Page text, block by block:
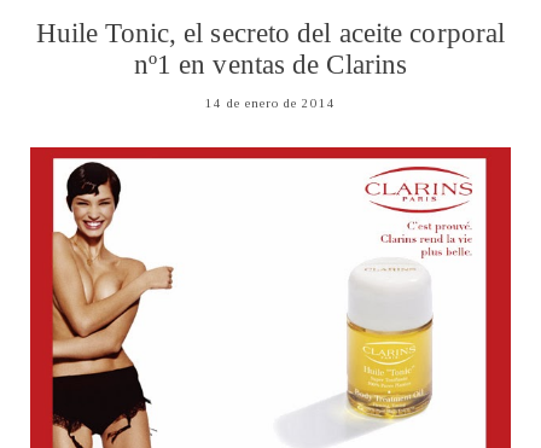
Huile Tonic, el secreto del aceite corporal
nº1 en ventas de Clarins
14 de enero de 2014